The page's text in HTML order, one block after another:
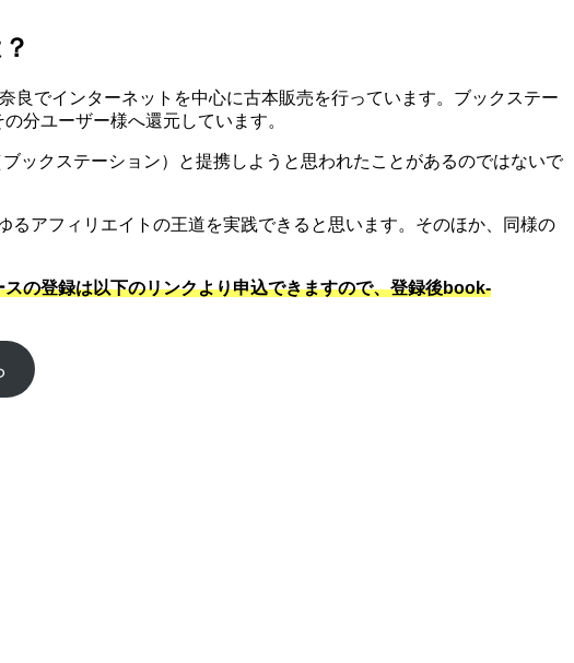
良でインターネットを中心に古本販売を行っています。ブックステー
分ユーザー様へ還元しています。
ックステーション）と提携しようと思われたことがあるのではないで
アフィリエイトの王道を実践できると思います。そのほか、同様の
の登録は以下のリンクより申込できますので、登録後book-